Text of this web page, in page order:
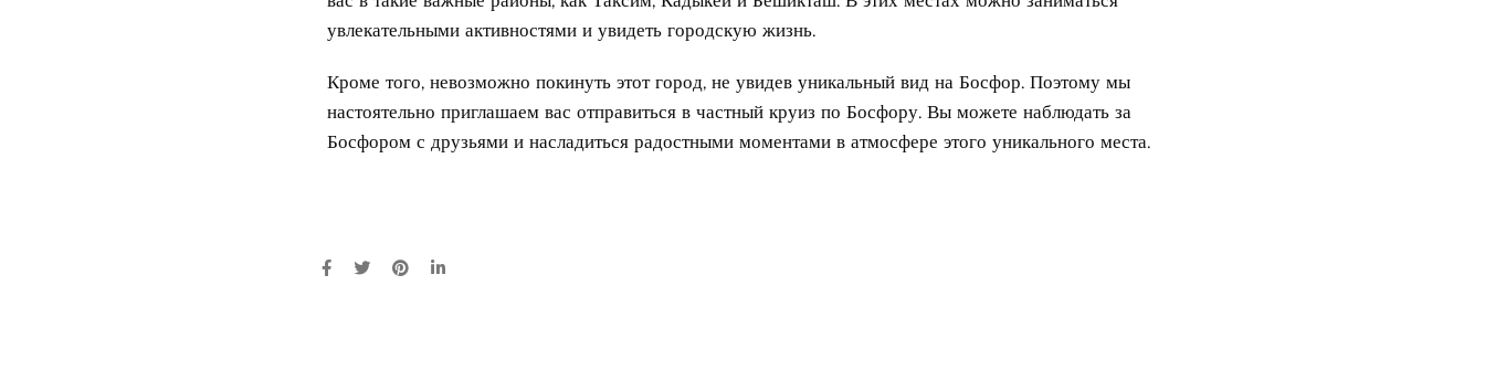
увлекательными активностями и увидеть городскую жизнь.
Кроме того, невозможно покинуть этот город, не увидев уникальный вид на Босфор. Поэтому мы
настоятельно приглашаем вас отправиться в частный круиз по Босфору. Вы можете наблюдать за
Босфором с друзьями и насладиться радостными моментами в атмосфере этого уникального места.